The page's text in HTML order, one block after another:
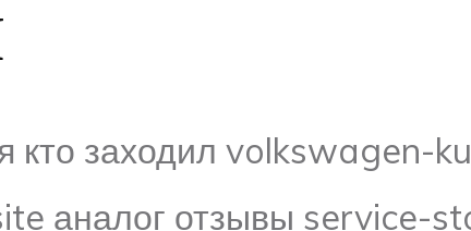
кто заходил volkswagen-
аналог отзывы service-